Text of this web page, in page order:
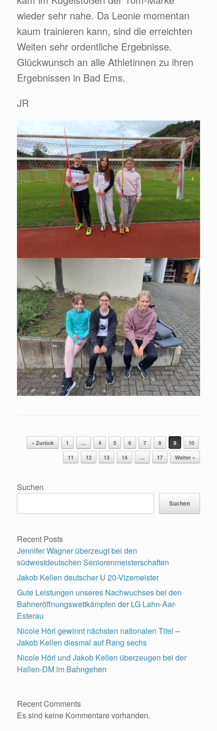
wieder sehr nahe. Da Leonie momentan
kaum trainieren kann, sind die erreichten
Weiten sehr ordentliche Ergebnisse.
Glückwunsch an alle Athletinnen zu ihren
Ergebnissen in Bad Ems.
JR
Beitragsnavigation
« Zurück 1 … 4 5 6 7 8 9
10
11
12 13 14 … 17 Weiter »
Suchen
Suchen
Recent Posts
Jennifer Wagner überzeugt bei den
südwestdeutschen Seniorenmeisterschaften
Jakob Kellen deutscher U 20-Vizemeister
Gute Leistungen unseres Nachwuchses bei den
Bahneröffnungswettkämpfen der LG Lahn-Aar-
Esterau
Nicole Hörl gewinnt nächsten nationalen Titel –
Jakob Kellen diesmal auf Rang sechs
Nicole Hörl und Jakob Kellen überzeugen bei der
Hallen-DM im Bahngehen
Recent Comments
Es sind keine Kommentare vorhanden.